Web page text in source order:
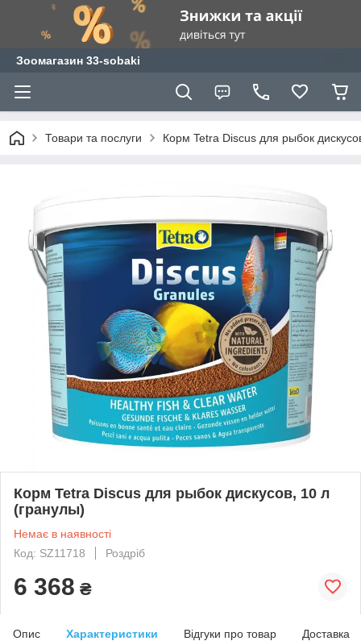
Зоомагазин 33-sobaki
Товари та послуги Корм Tetra Discus для рыбок
Корм Tetra Discus для рыбок дискусов, 10 л
(гранулы)
Немає в наявності
Код: SZ11718
Роздріб
6 368 ₴
Опис Характеристики Відгуки про товар Доставка